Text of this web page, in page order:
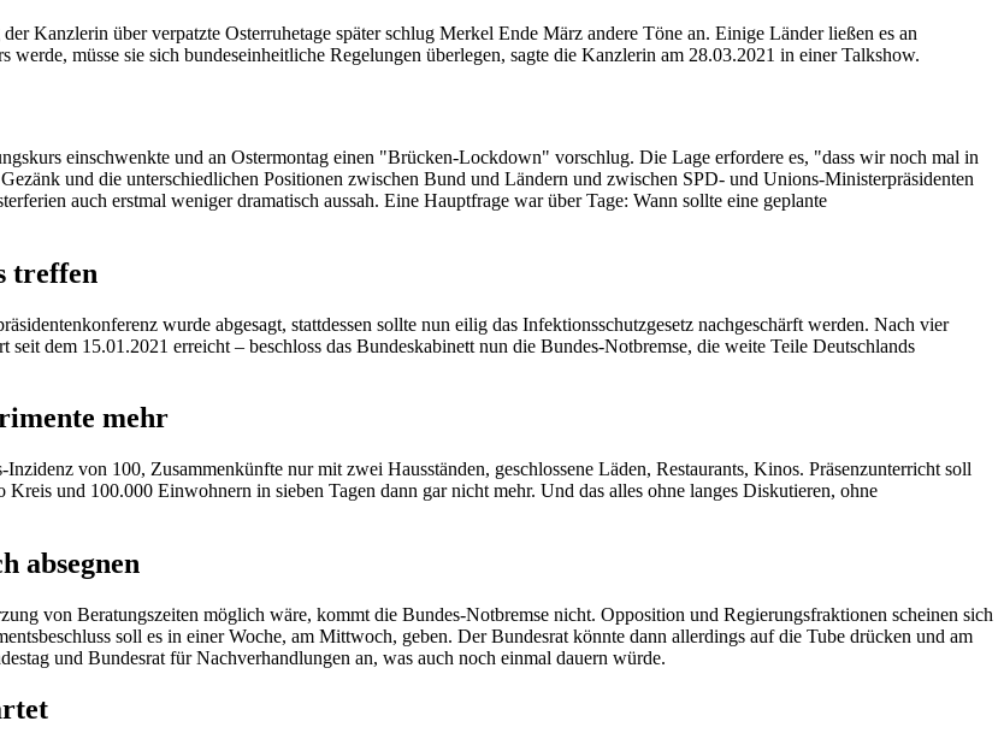
Kanzlerin über verpatzte Osterruhetage später schlug Merkel Ende März andere Töne an. Einige Länder ließen es an
müsse sie sich bundeseinheitliche Regelungen überlegen, sagte die Kanzlerin am 28.03.2021 in einer Talkshow.
einschwenkte und an Ostermontag einen "Brücken-Lockdown" vorschlug. Die Lage erfordere es, "dass wir noch mal in
und die unterschiedlichen Positionen zwischen Bund und Ländern und zwischen SPD- und Unions-Ministerpräsidenten
auch erstmal weniger dramatisch aussah. Eine Hauptfrage war über Tage: Wann sollte eine geplante
treffen
wurde abgesagt, stattdessen sollte nun eilig das Infektionsschutzgesetz nachgeschärft werden. Nach vier
dem 15.01.2021 erreicht – beschloss das Bundeskabinett nun die Bundes-Notbremse, die weite Teile Deutschlands
mehr
von 100, Zusammenkünfte nur mit zwei Hausständen, geschlossene Läden, Restaurants, Kinos. Präsenzunterricht soll
und 100.000 Einwohnern in sieben Tagen dann gar nicht mehr. Und das alles ohne langes Diskutieren, ohne
absegnen
von Beratungszeiten möglich wäre, kommt die Bundes-Notbremse nicht. Opposition und Regierungsfraktionen scheinen sich
soll es in einer Woche, am Mittwoch, geben. Der Bundesrat könnte dann allerdings auf die Tube drücken und am
und Bundesrat für Nachverhandlungen an, was auch noch einmal dauern würde.